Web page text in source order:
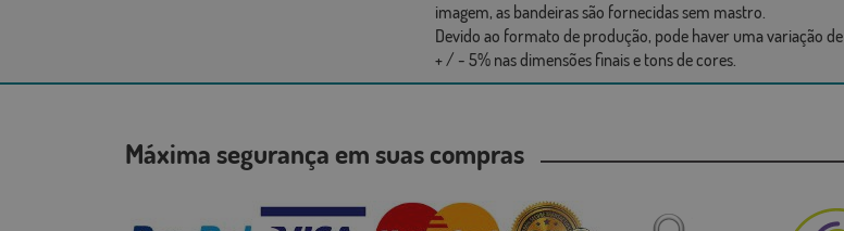
imagem, as bandeiras são fornecidas sem mastro.
Devido ao formato de produção, pode haver uma variação de
+ / - 5% nas dimensões finais e tons de cores.
Máxima segurança em suas compras